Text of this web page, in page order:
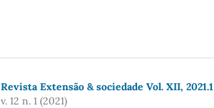
Revista Extensão & sociedade Vol. XII, 2021.1
v. 12 n. 1 (2021)